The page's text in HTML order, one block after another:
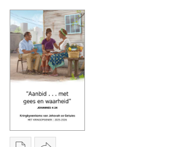
Kringbyeenkomsprogram
vir
2025-
2026
met
takverteenwoordiger
2026
met
takverteenwoordiger